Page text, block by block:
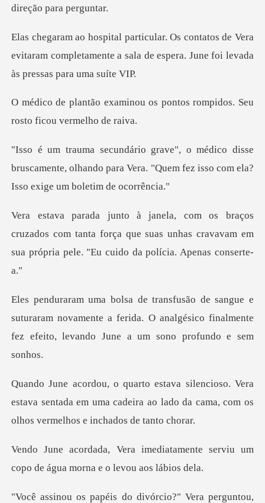
s de Vera
evitaram completamente a sala de esper
u os pontos rompidos. Seu
r
sse
bruscamente, olhando para Vera. "Quem fez is
ados com tanta força que suas unhas cravavam em
sua p
turaram novamente a ferida. O analgésico finalmente
fe
era
estava sentada em uma cadeira ao lado da cama,
atamente serviu um
copo de água
do divórcio?" Vera per